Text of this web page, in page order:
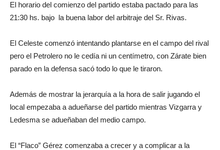
El horario del comienzo del partido estaba pactado para las
21:30 hs. bajo la buena labor del arbitraje del Sr. Rivas.
El Celeste comenzó intentando plantarse en el campo del rival
pero el Petrolero no le cedía ni un centímetro, con Zárate bien
parado en la defensa sacó todo lo que le tiraron.
Además de mostrar la jerarquía a la hora de salir jugando el
local empezaba a adueñarse del partido mientras Vizgarra y
Ledesma se adueñaban del medio campo.
El “Flaco” Gérez comenzaba a crecer y a complicar a la